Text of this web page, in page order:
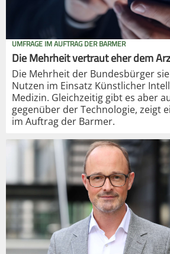
UMFRAGE IM AUFTRAG DER BARMER
Die Mehrheit vertraut eher dem
Die Mehrheit der Bundesbürger
Nutzen im Einsatz Künstlicher
Medizin. Gleichzeitig gibt es aber
gegenüber der Technologie, zeigt
im Auftrag der Barmer.